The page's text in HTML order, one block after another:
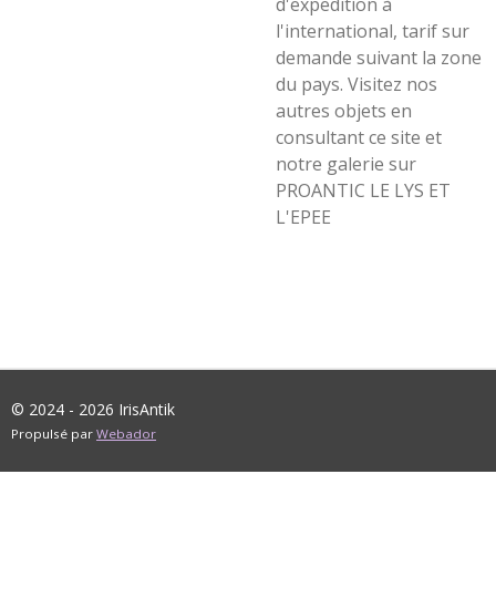
l'international, tarif sur
demande suivant la zone
du pays. Visitez nos
autres objets en
consultant ce site et
notre galerie sur
PROANTIC LE LYS ET
L'EPEE
© 2024 - 2026 IrisAntik
Propulsé par Webador